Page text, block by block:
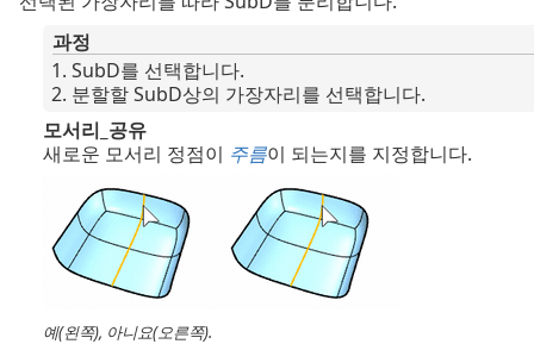
과정
SubD를 선택합니다.
분할할 SubD상의 가장자리를 선택합니다.
모서리_공유
새로운 모서리 정점이 주름이 되는지를 지정합니다.
예(왼쪽), 아니요(오른쪽).